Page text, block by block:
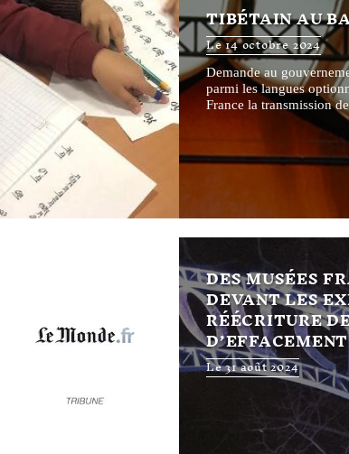
TIBÉTAIN AU
Le 14 octobre 2024
Demande au
parmi les langues
France la transmission
DES MUSÉES
DEVANT LES
RÉÉCRITURE
Le 31 août 2024